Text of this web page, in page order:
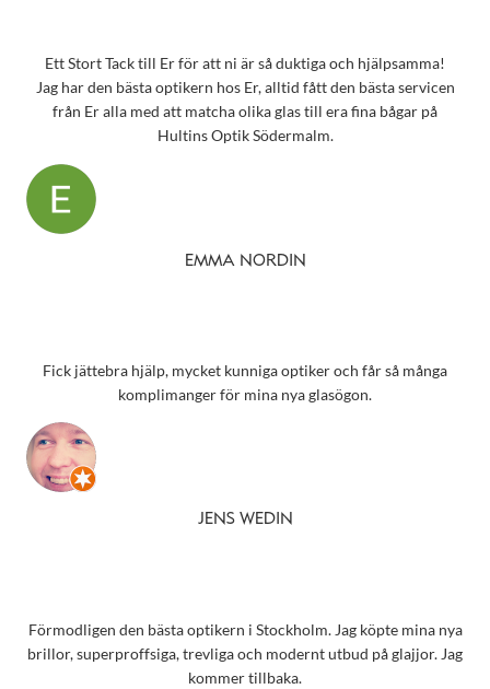
Ett Stort Tack till Er för att ni är så duktiga och hjälpsamma!
Jag har den bästa optikern hos Er, alltid fått den bästa servicen
från Er alla med att matcha olika glas till era fina bågar på
Hultins Optik Södermalm.
EMMA NORDIN
Fick jättebra hjälp, mycket kunniga optiker och får så många
komplimanger för mina nya glasögon.
JENS WEDIN
Förmodligen den bästa optikern i Stockholm. Jag köpte mina nya
brillor, superproffsiga, trevliga och modernt utbud på glajjor. Jag
kommer tillbaka.